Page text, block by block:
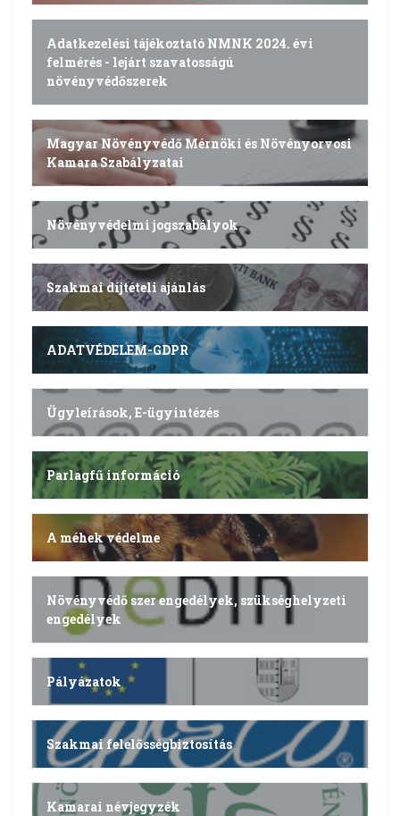
Adatkezelési tájékoztató NMNK 2024. évi
felmérés - lejárt szavatosságú
növényvédőszerek
Magyar Növényvédő Mérnöki és Növényorvosi
Kamara Szabályzatai
Növényvédelmi jogszabályok
Szakmai díjtételi ajánlás
ADATVÉDELEM-GDPR
Ügyleírások, E-ügyintézés
Parlagfű információ
A méhek védelme
Növényvédő szer engedélyek, szükséghelyzeti
engedélyek
Pályázatok
Szakmai felelősségbiztosítás
Kamarai névjegyzék